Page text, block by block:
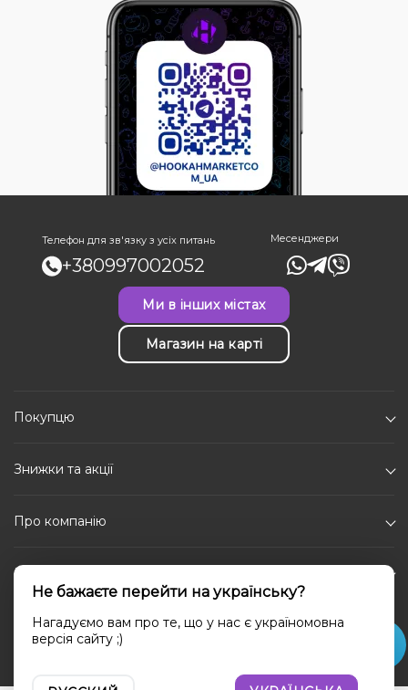
Телефон для зв'язку з усіх питань
+380997002052
Месенджери
Ми в інших містах
Магазин на карті
Покупцю
Знижки та акції
Про компанію
Каталог
Соціальні мережі
Не бажаєте перейти на українську?
Нагадуємо вам про те, що у нас є україномовна
версія сайту ;)